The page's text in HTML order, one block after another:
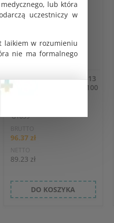
lub która
uczestniczy w
laikiem w rozumieniu
nie ma formalnego
Ostrza chirurgiczne nr 13
sterylne jednorazowe 100
G1839
BRUTTO
96.37 zł
NETTO
89.23 zł
DO KOSZYKA